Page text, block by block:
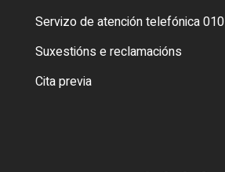
Servizo de atención telefónica 010
Suxestións e reclamacións
Cita previa